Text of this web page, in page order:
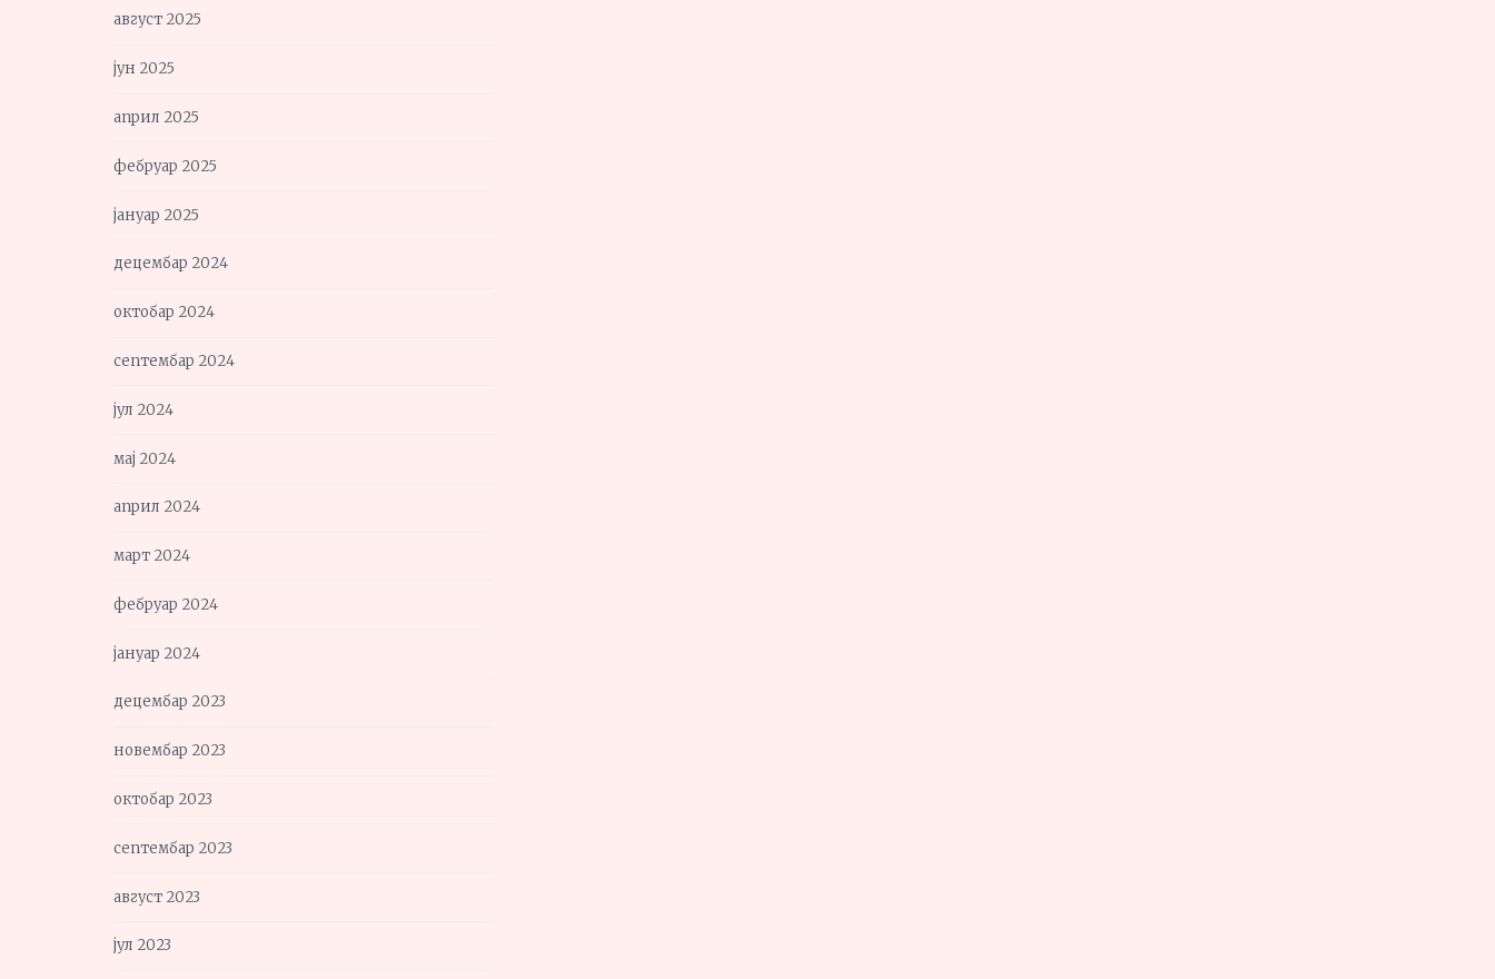
август 2025
јун 2025
април 2025
фебруар 2025
јануар 2025
децембар 2024
октобар 2024
септембар 2024
јул 2024
мај 2024
април 2024
март 2024
фебруар 2024
јануар 2024
децембар 2023
новембар 2023
октобар 2023
септембар 2023
август 2023
јул 2023